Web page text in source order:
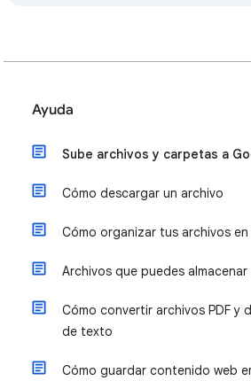
Ayuda
Sube archivos y carpetas a
Cómo descargar un archivo
Cómo organizar tus archivos
Archivos que puedes
Cómo convertir archivos PDF y
de texto
Cómo guardar contenido web